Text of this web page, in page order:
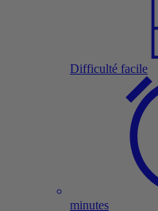
Difficulté facile
minutes